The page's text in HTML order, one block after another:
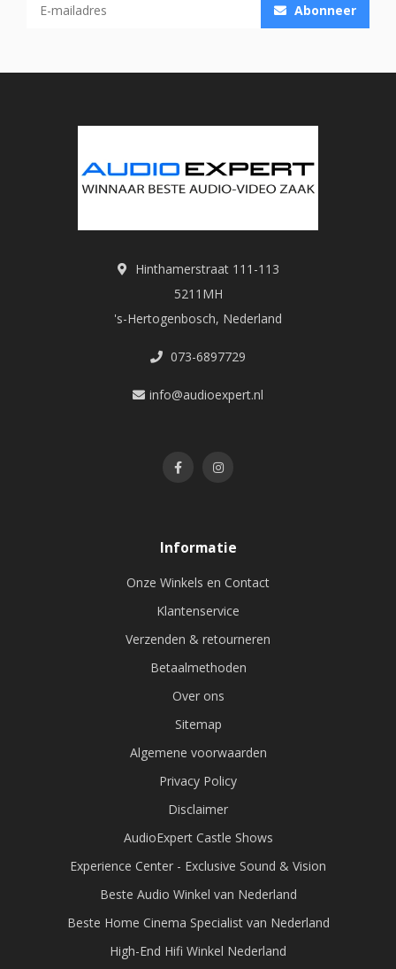
Abonneer
Hinthamerstraat 111-113
5211MH
's-Hertogenbosch, Nederland
073-6897729
info@audioexpert.nl
Informatie
Onze Winkels en Contact
Klantenservice
Verzenden & retourneren
Betaalmethoden
Over ons
Sitemap
Algemene voorwaarden
Privacy Policy
Disclaimer
AudioExpert Castle Shows
Experience Center - Exclusive Sound & Vision
Beste Audio Winkel van Nederland
Beste Home Cinema Specialist van Nederland
High-End Hifi Winkel Nederland